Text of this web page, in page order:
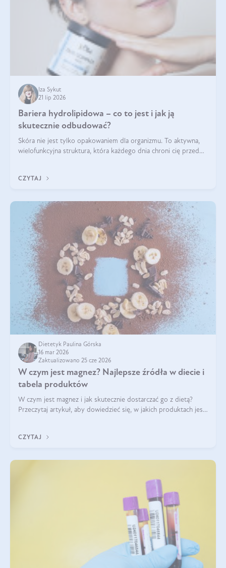
Iza Sykut
21 lip 2026
Bariera hydrolipidowa – co to jest i jak ją
skutecznie odbudować?
Skóra nie jest tylko opakowaniem dla organizmu. To aktywna,
wielofunkcyjna struktura, która każdego dnia chroni cię przed
bariera hydrolipidowa.
CZYTAJ
Dietetyk Paulina Górska
16 mar 2026
Zaktualizowano 25 cze 2026
W czym jest magnez? Najlepsze źródła w diecie i
tabela produktów
W czym jest magnez i jak skutecznie dostarczać go z dietą?
Przeczytaj artykuł, aby dowiedzieć się, w jakich produktach jest
CZYTAJ